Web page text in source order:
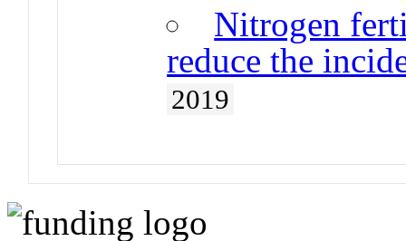
Nitrogen
reduce the
2019